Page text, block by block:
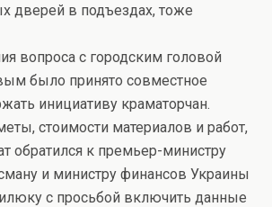
дверей в подъездах, тоже
вопроса с городским головой
было принято совместное
инициативу краматорчан.
стоимости материалов и работ,
обратился к премьер-министру
и министру финансов Украины
с просьбой включить данные